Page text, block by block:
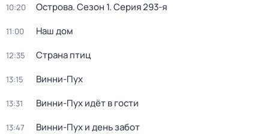
10:20 Острова. Сезон 1. Серия 293-я
11:00 Наш дом
12:35 Страна птиц
13:15 Винни-Пух
13:31 Винни-Пух идёт в гости
13:47 Винни-Пух и день забот